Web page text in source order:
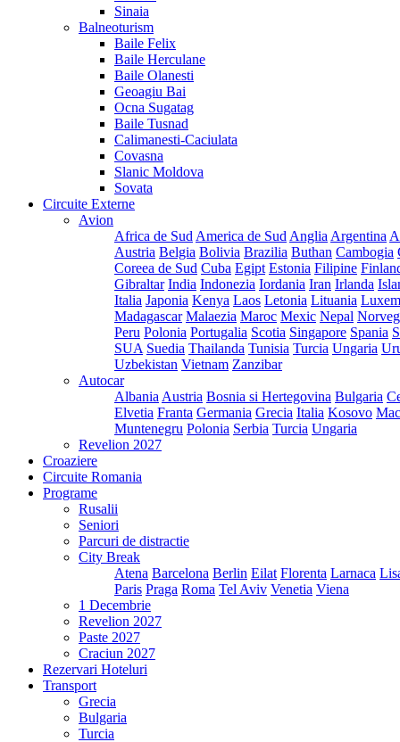
Sinaia
Balneoturism
Baile Felix
Baile Herculane
Baile Olanesti
Geoagiu Bai
Ocna Sugatag
Baile Tusnad
Calimanesti-Caciulata
Covasna
Slanic Moldova
Sovata
Circuite Externe
Avion
Africa de Sud America de Sud Anglia Argentina
Austria Belgia Bolivia Brazilia Buthan Cambogia
Coreea de Sud Cuba Egipt Estonia Filipine
Gibraltar India Indonezia Iordania Iran Irlanda
Italia Japonia Kenya Laos Letonia Lituania
Madagascar Malaezia Maroc Mexic Nepal
Peru Polonia Portugalia Scotia Singapore Spania
SUA Suedia Thailanda Tunisia Turcia Ungaria
Uzbekistan Vietnam Zanzibar
Autocar
Albania Austria Bosnia si Hertegovina Bulgaria
Elvetia Franta Germania Grecia Italia Kosovo
Muntenegru Polonia Serbia Turcia Ungaria
Revelion 2027
Croaziere
Circuite Romania
Programe
Rusalii
Seniori
Parcuri de distractie
City Break
Atena Barcelona Berlin Eilat Florenta Larnaca
Paris Praga Roma Tel Aviv Venetia Viena
1 Decembrie
Revelion 2027
Paste 2027
Craciun 2027
Rezervari Hoteluri
Transport
Grecia
Bulgaria
Turcia